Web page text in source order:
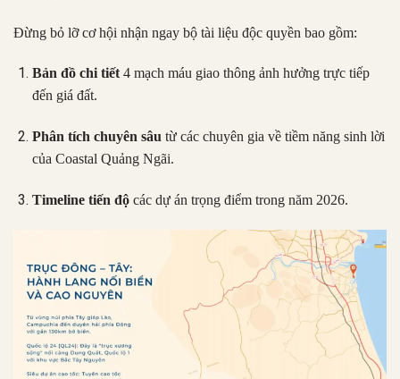
Đừng bỏ lỡ cơ hội nhận ngay bộ tài liệu độc quyền bao gồm:
Bản đồ chi tiết4 mạch máu giao thông ảnh hưởng trực tiếp
đến giá đất.
Phân tích chuyên sâu từ các chuyên gia về tiềm năng sinh lời
của Coastal Quảng Ngãi.
Timeline tiến độcác dự án trọng điểm trong năm 2026.